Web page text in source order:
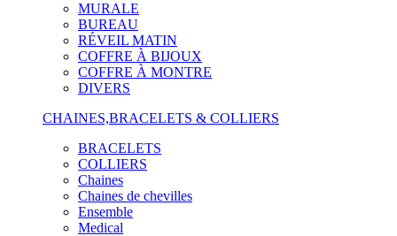
MURALE
BUREAU
RÉVEIL MATIN
COFFRE À BIJOUX
COFFRE À MONTRE
DIVERS
CHAINES,BRACELETS & COLLIERS
BRACELETS
COLLIERS
Chaines
Chaines de chevilles
Ensemble
Medical